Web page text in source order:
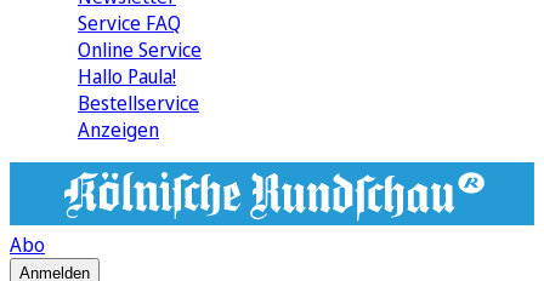
Service FAQ
Online Service
Hallo Paula!
Bestellservice
Anzeigen
Abo
Anmelden